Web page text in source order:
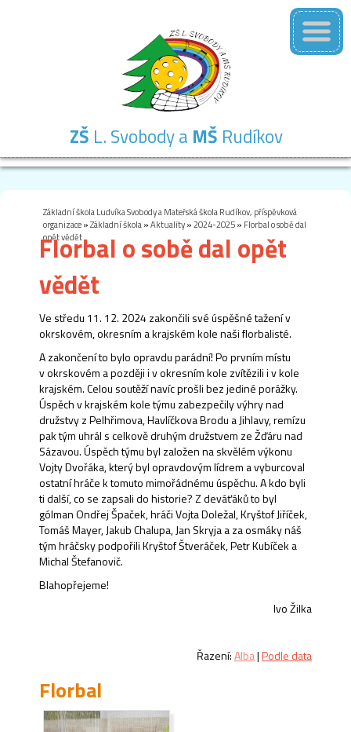
ZŠ L. Svobody a MŠ Rudíkov
Základní škola Ludvíka Svobody a Mateřská škola Rudíkov, příspěvková
organizace»Základní škola»Aktuality»2024-2025» Florbal o sobě dal
opět vědět
Florbal o sobě dal opět
vědět
Ve středu 11. 12. 2024 zakončili své úspěšné tažení v
okrskovém, okresním a krajském kole naši florbalisté.
A zakončení to bylo opravdu parádní! Po prvním místu
v okrskovém a později i v okresním kole zvítězili i v kole
krajském. Celou soutěží navíc prošli bez jediné porážky.
Úspěch v krajském kole týmu zabezpečily výhry nad
družstvy z Pelhřimova, Havlíčkova Brodu a Jihlavy, remízu
pak tým uhrál s celkově druhým družstvem ze Žďáru nad
Sázavou. Úspěch týmu byl založen na skvělém výkonu
Vojty Dvořáka, který byl opravdovým lídrem a vyburcoval
ostatní hráče k tomuto mimořádnému úspěchu. A kdo byli
ti další, co se zapsali do historie? Z deváťáků to byl
gólman Ondřej Špaček, hráči Vojta Doležal, Kryštof Jiříček,
Tomáš Mayer, Jakub Chalupa, Jan Skryja a za osmáky náš
tým hráčsky podpořili Kryštof Štveráček, Petr Kubíček a
Michal Štefanovič.
Blahopřejeme!
Ivo Žilka
Řazení:Alba|Podle data
Florbal